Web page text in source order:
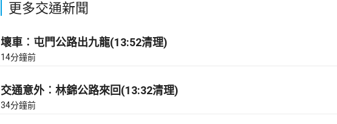
更多交通新聞
壞車︰屯門公路出九龍(13:52清理)
14分鐘前
交通意外︰林錦公路來回(13:32清理)
34分鐘前